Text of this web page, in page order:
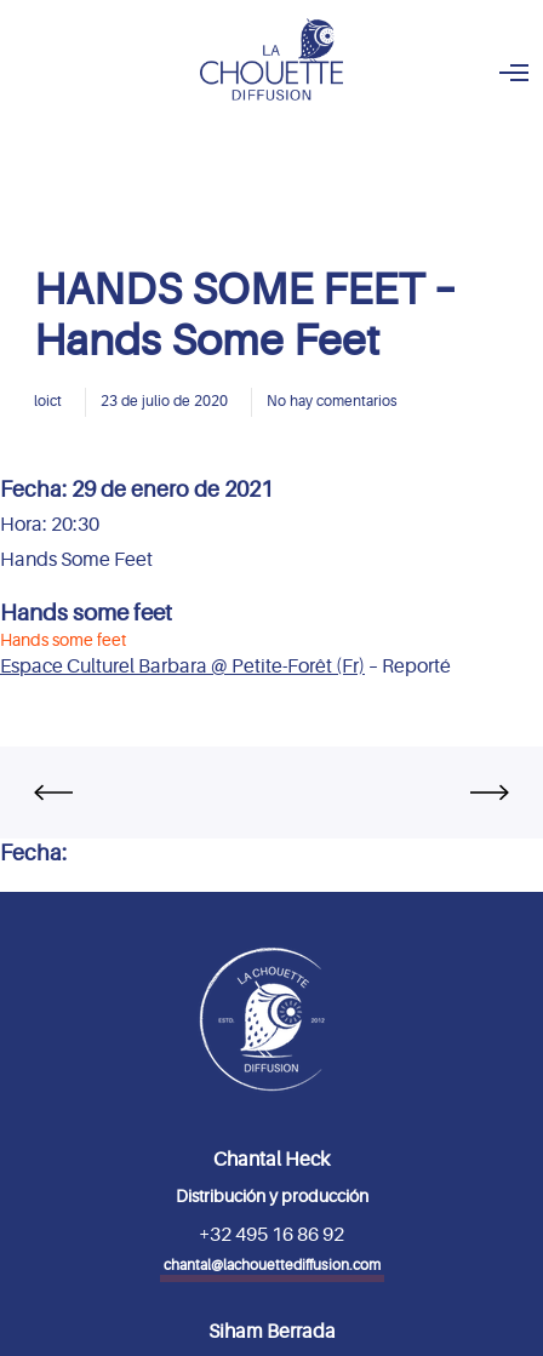
O
HANDS SOME FEET –
Hands Some Feet
loict 23 de julio de 2020 No hay comentarios
Fecha: 29 de enero de 2021
Hora: 20:30
Hands Some Feet
Hands some feet
Hands some feet
Espace Culturel Barbara @ Petite-Forêt (Fr) – Reporté
Fecha:
Chantal Heck
Distribución y producción
+32 495 16 86 92
chantal@lachouettediffusion.com
Siham Berrada